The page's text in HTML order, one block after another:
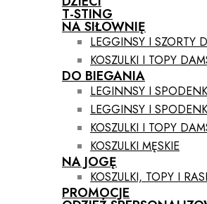
T-STING
NA SIŁOWNIĘ
LEGGINSY I SZORTY
KOSZULKI I TOPY
DO BIEGANIA
LEGINNSY I
LEGGINSY I
KOSZULKI I TOPY
KOSZULKI MĘSKIE
NA JOGĘ
KOSZULKI, TOPY I
PROMOCJE